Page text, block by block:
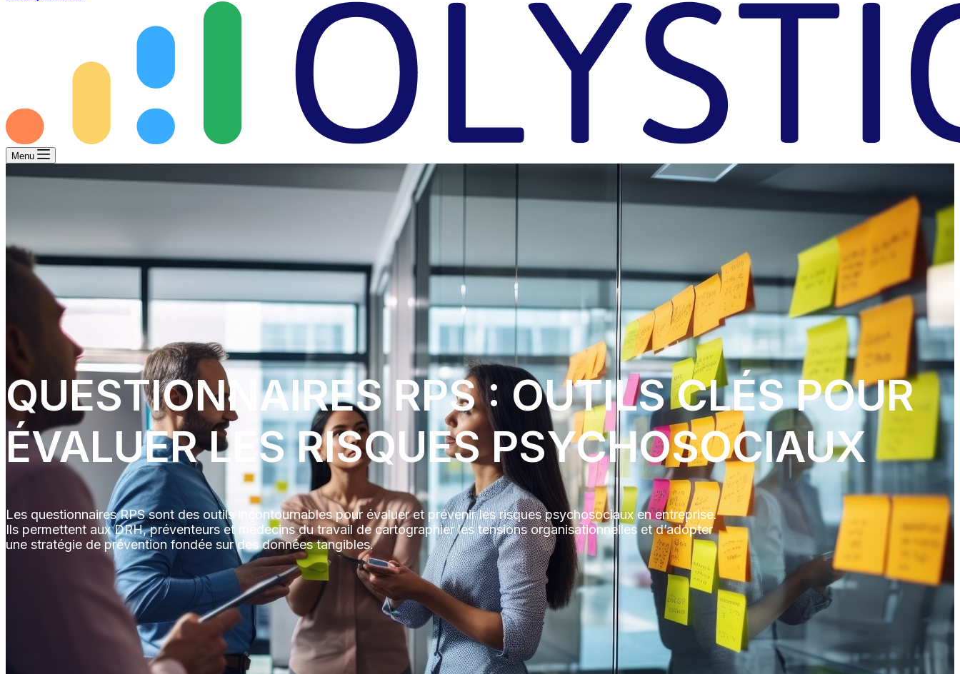
Menu
QUESTIONNAIRES RPS : OUTILS CLÉS POUR
ÉVALUER LES RISQUES PSYCHOSOCIAUX
Les questionnaires RPS sont des outils incontournables pour évaluer et prévenir les risques psychosociaux en entreprise.
Ils permettent aux DRH, préventeurs et médecins du travail de cartographier les tensions organisationnelles et d’adopter
une stratégie de prévention fondée sur des données tangibles.